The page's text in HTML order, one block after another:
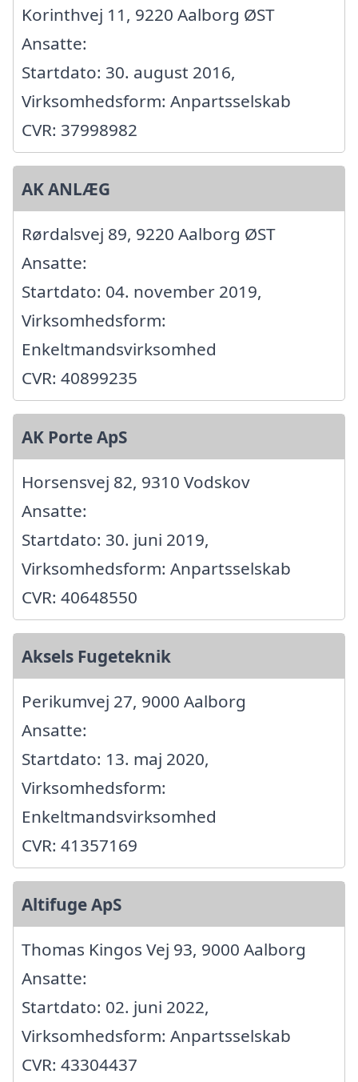
Korinthvej 11, 9220 Aalborg ØST
Ansatte:
Startdato: 30. august 2016,
Virksomhedsform: Anpartsselskab
CVR: 37998982
AK ANLÆG
Rørdalsvej 89, 9220 Aalborg ØST
Ansatte:
Startdato: 04. november 2019,
Virksomhedsform:
Enkeltmandsvirksomhed
CVR: 40899235
AK Porte ApS
Horsensvej 82, 9310 Vodskov
Ansatte:
Startdato: 30. juni 2019,
Virksomhedsform: Anpartsselskab
CVR: 40648550
Aksels Fugeteknik
Perikumvej 27, 9000 Aalborg
Ansatte:
Startdato: 13. maj 2020,
Virksomhedsform:
Enkeltmandsvirksomhed
CVR: 41357169
Altifuge ApS
Thomas Kingos Vej 93, 9000 Aalborg
Ansatte:
Startdato: 02. juni 2022,
Virksomhedsform: Anpartsselskab
CVR: 43304437